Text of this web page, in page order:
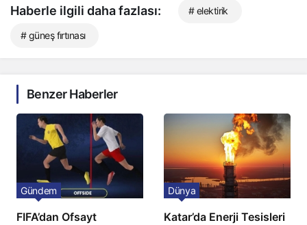
Haberle ilgili daha fazlası: # elektirik
# güneş fırtınası
Benzer Haberler
FIFA’dan Ofsayt
Gündem
Katar’da Enerji Tesisleri
Dünya